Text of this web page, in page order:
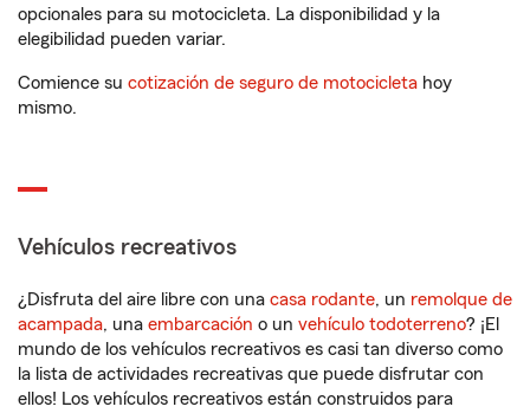
opcionales para su motocicleta. La disponibilidad y la
elegibilidad pueden variar.
Comience su cotización de seguro de motocicleta hoy
mismo.
Vehículos recreativos
¿Disfruta del aire libre con una casa rodante, un remolque de
acampada, una embarcación o un vehículo todoterreno? ¡El
mundo de los vehículos recreativos es casi tan diverso como
la lista de actividades recreativas que puede disfrutar con
ellos! Los vehículos recreativos están construidos para